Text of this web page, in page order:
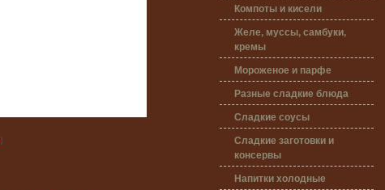
}
Компоты и кисели
Желе, муссы, самбуки,
кремы
Мороженое и парфе
Разные сладкие блюда
Сладкие соусы
Сладкие заготовки и
консервы
Напитки холодные